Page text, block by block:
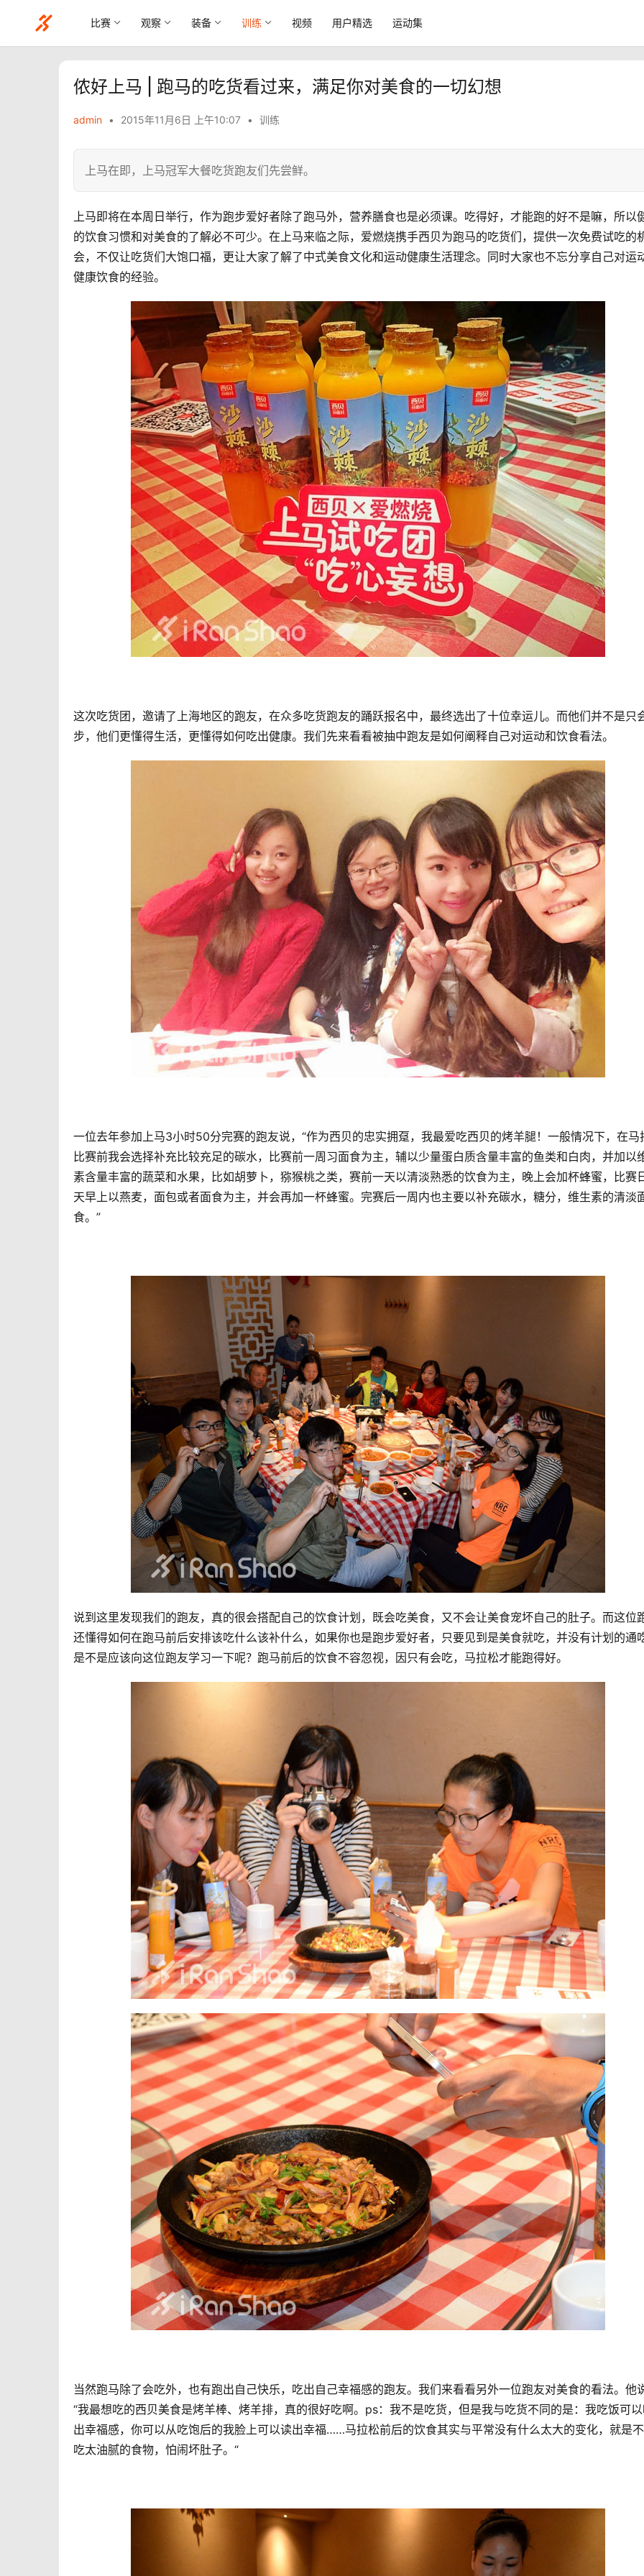
比赛 观察 装备 训练 视频 用户精选 运动集
侬好上马 | 跑马的吃货看过来，满足你对美食的一切幻想
admin • 2015年11月6日 上午10:07 • 训练
上马在即，上马冠军大餐吃货跑友们先尝鲜。
上马即将在本周日举行，作为跑步爱好者除了跑马外，营养膳食也是必须课。吃得好，才能跑的好不是嘛，所以
的饮食习惯和对美食的了解必不可少。在上马来临之际，爱燃烧携手西贝为跑马的吃货们，提供一次免费试吃的
会，不仅让吃货们大饱口福，更让大家了解了中式美食文化和运动健康生活理念。同时大家也不忘分享自己对运
健康饮食的经验。
这次吃货团，邀请了上海地区的跑友，在众多吃货跑友的踊跃报名中，最终选出了十位幸运儿。而他们并不是只
步，他们更懂得生活，更懂得如何吃出健康。我们先来看看被抽中跑友是如何阐释自己对运动和饮食看法。
一位去年参加上马3小时50分完赛的跑友说，“作为西贝的忠实拥趸，我最爱吃西贝的烤羊腿！一般情况下，在马
比赛前我会选择补充比较充足的碳水，比赛前一周习面食为主，辅以少量蛋白质含量丰富的鱼类和白肉，并加以
素含量丰富的蔬菜和水果，比如胡萝卜，猕猴桃之类，赛前一天以清淡熟悉的饮食为主，晚上会加杯蜂蜜，比赛
天早上以燕麦，面包或者面食为主，并会再加一杯蜂蜜。完赛后一周内也主要以补充碳水，糖分，维生素的清淡
食。”
说到这里发现我们的跑友，真的很会搭配自己的饮食计划，既会吃美食，又不会让美食宠坏自己的肚子。而这位
还懂得如何在跑马前后安排该吃什么该补什么，如果你也是跑步爱好者，只要见到是美食就吃，并没有计划的通
是不是应该向这位跑友学习一下呢？跑马前后的饮食不容忽视，因只有会吃，马拉松才能跑得好。
当然跑马除了会吃外，也有跑出自己快乐，吃出自己幸福感的跑友。我们来看看另外一位跑友对美食的看法。他
“我最想吃的西贝美食是烤羊棒、烤羊排，真的很好吃啊。ps：我不是吃货，但是我与吃货不同的是：我吃饭可
出幸福感，你可以从吃饱后的我脸上可以读出幸福……马拉松前后的饮食其实与平常没有什么太大的变化，就是
吃太油腻的食物，怕闹坏肚子。“